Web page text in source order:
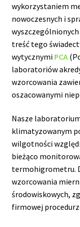
wykorzystaniem
nowoczesnych i
treść tego
wytycznymi PCA
laboratoriów
wzorcowania
oszacowanymi
Nasze
klimatyzowanym
wilgotności
bieżąco
termohigrometru.
wzorcowania
środowiskowych,
firmowej